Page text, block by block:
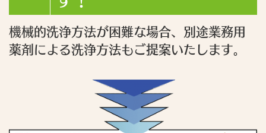
機械的洗浄方法が困難な場合、別途業務用
薬剤による洗浄方法もご提案いたします。